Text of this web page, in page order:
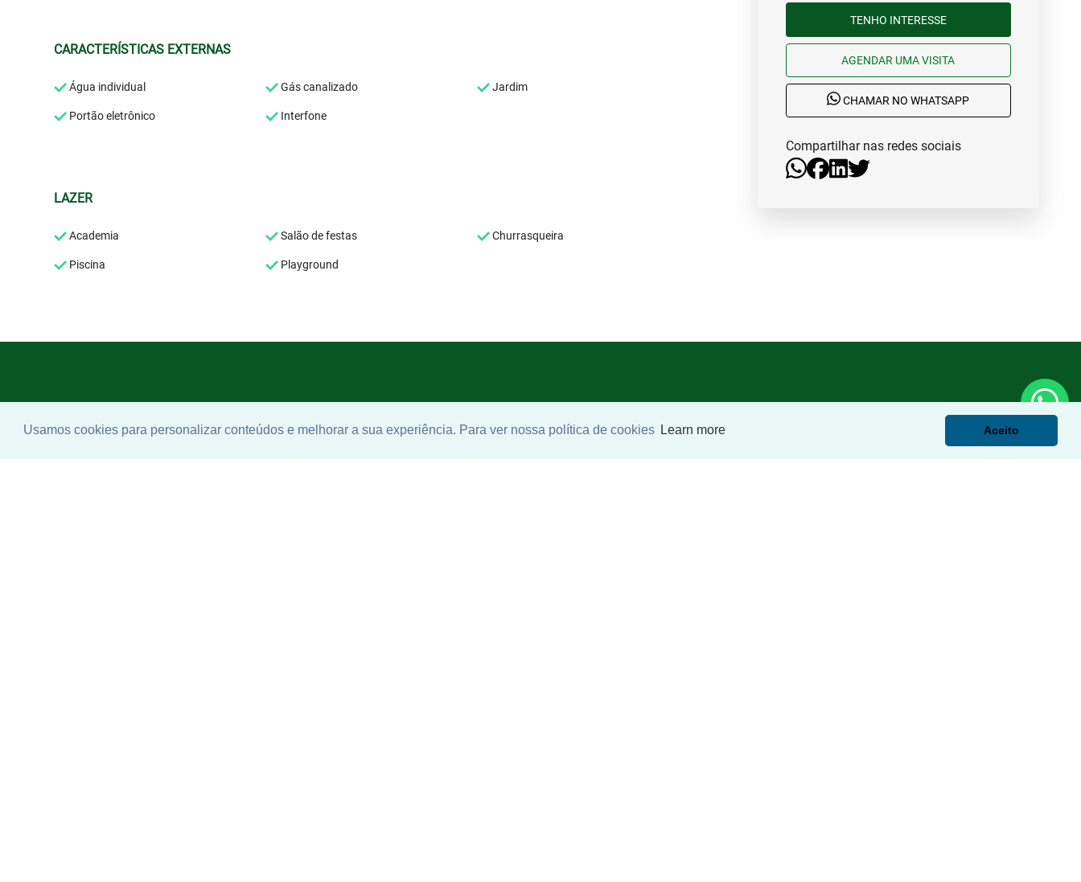
Usamos cookies para personalizar conteúdos e melhorar a sua experiência. Para ver nossa política de cookies Learn more Aceito
CARACTERÍSTICAS EXTERNAS
Água individual Gás canalizado Jardim
Portão eletrônico Interfone
LAZER
Academia Salão de festas Churrasqueira
Piscina Playground
TENHO INTERESSE
AGENDAR UMA VISITA
CHAMAR NO WHATSAPP
Compartilhar nas redes sociais
SEU NOME*